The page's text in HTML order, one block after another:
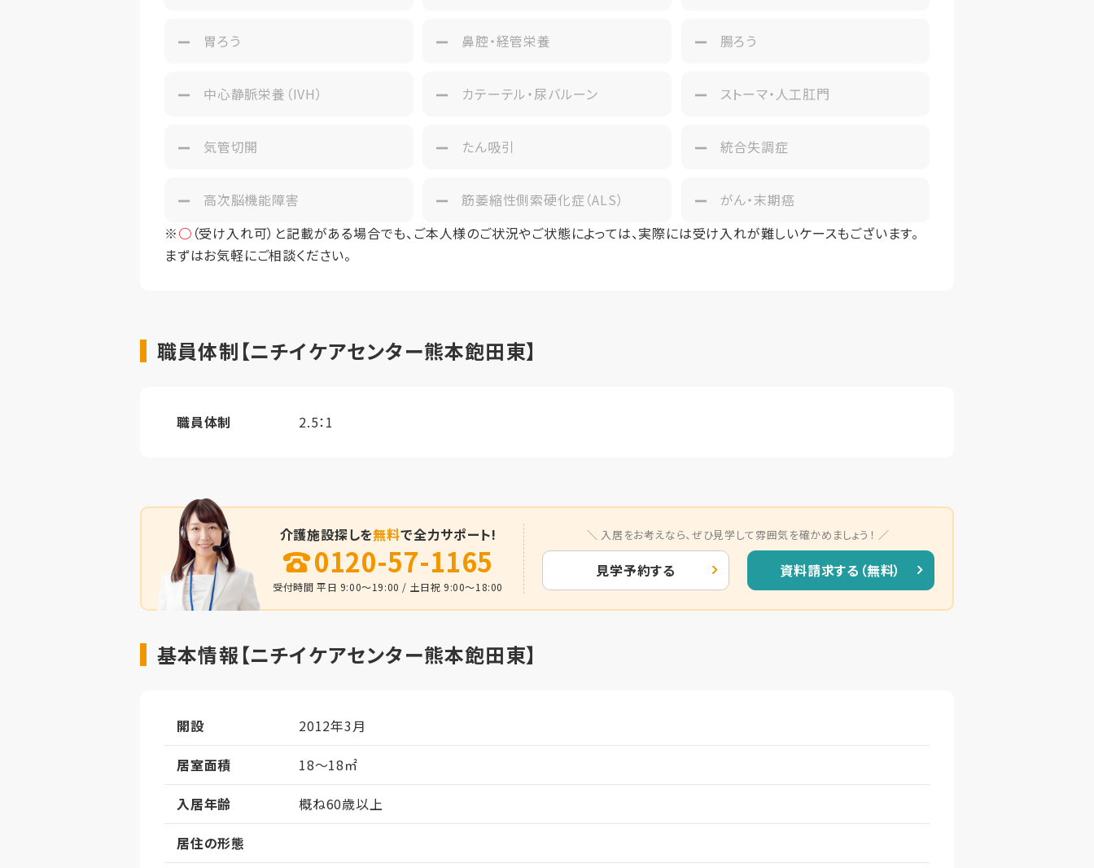
胃ろう 鼻腔・経管栄養 腸ろう
中心静脈栄養（IVH） カテーテル・尿バルーン ストーマ・人工肛門
気管切開 たん吸引 統合失調症
高次脳機能障害 筋萎縮性側索硬化症（ALS）
がん・末期癌
※○ （受け入れ可）と記載がある場合でも、ご本人様のご状況やご状態によっては、実際には受け入れが難しいケースもございます。
まずはお気軽にご相談ください。
職員体制【ニチイケアセンター熊本飽田東】
職員体制 2.5：1
介護施設探しを無料で全力サポート!
0120-57-1165
受付時間 平日 9:00～19:00 / 土日祝 9:00～18:00
入居をお考えなら、ぜひ見学して雰囲気を確かめましょう！
見学予約する 資料請求する（無料）
基本情報【ニチイケアセンター熊本飽田東】
開設
2012年3月
居室面積
18～18㎡
入居年齢
概ね60歳以上
居住の形態